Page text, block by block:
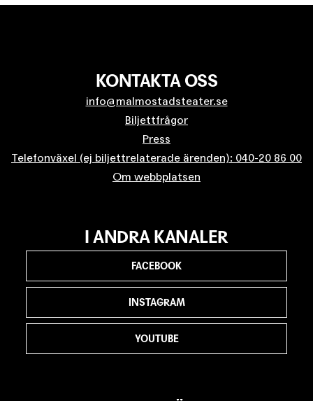
KONTAKTA OSS
info@malmostadsteater.se
Biljettfrågor
Press
Telefonväxel (ej biljettrelaterade ärenden): 040-20 86 00
Om webbplatsen
I ANDRA KANALER
FACEBOOK
INSTAGRAM
YOUTUBE